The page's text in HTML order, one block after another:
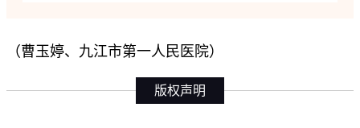
（曹玉婷、九江市第一人民医院）
版权声明